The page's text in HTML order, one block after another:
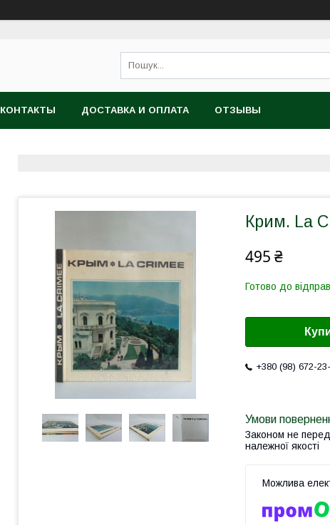
КОНТАКТЫ ДОСТАВКА И ОПЛАТА ОТЗЫВЫ
Крим. La
495 ₴
Готово до
+380 (98) 672-
Законом не
належної якості